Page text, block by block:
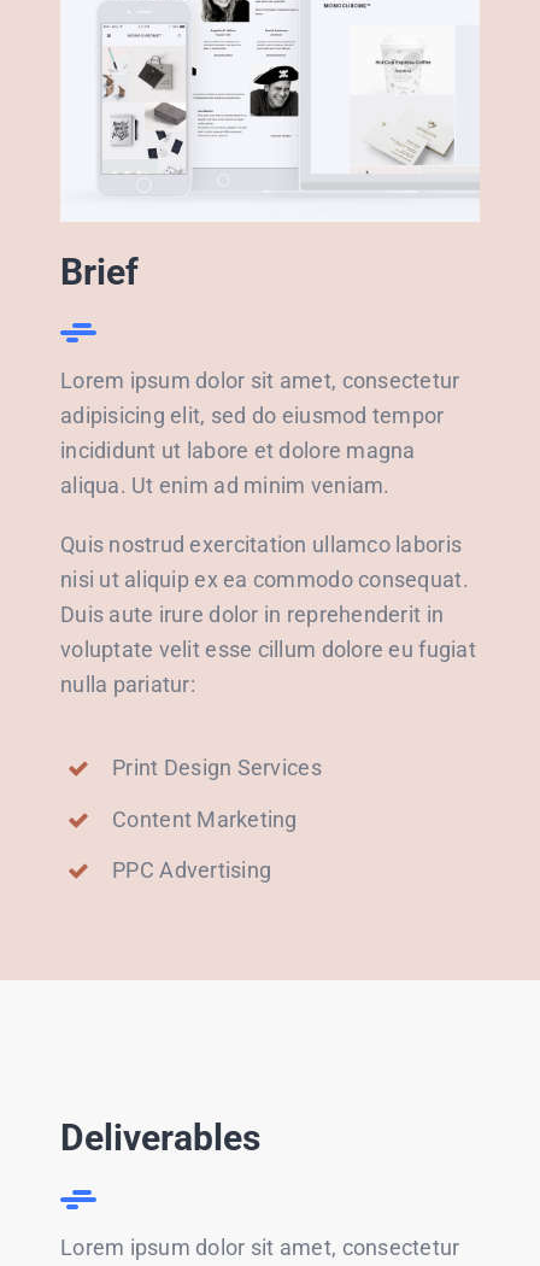
Brief
Lorem ipsum dolor sit amet, consectetur
adipisicing elit, sed do eiusmod tempor
incididunt ut labore et dolore magna
aliqua. Ut enim ad minim veniam.
Quis nostrud exercitation ullamco laboris
nisi ut aliquip ex ea commodo consequat.
Duis aute irure dolor in reprehenderit in
voluptate velit esse cillum dolore eu fugiat
nulla pariatur:
Print Design Services
Content Marketing
PPC Advertising
Deliverables
Lorem ipsum dolor sit amet, consectetur